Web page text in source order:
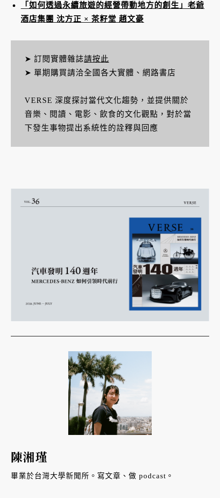
「如何透過永續旅遊的經營帶動地方的創生」老爺
酒店集團 沈方正 × 茶籽堂 趙文豪
➤ 訂閱實體雜誌請按此
➤ 單期購買請洽全國各大實體、網路書店
VERSE 深度探討當代文化趨勢，並提供關於
音樂、閱讀、電影、飲食的文化觀點，對於當
下發生事物提出系統性的詮釋與回應
陳湘瑾
畢業於台灣大學新聞所。寫文章、做 podcast。